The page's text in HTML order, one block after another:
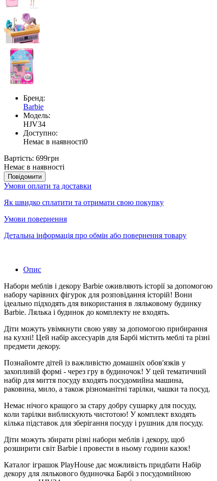
Бренд:
Barbie
Модель:
HJV34
Доступно:
Немає в наявності0
Вартість: 699грн
Немає в наявності
Повідомити
Умови оплати та доставки
Як швидко сплатити та отримати свою покупку
Умови повернення
Детальна інформація про обмін або повернення товару
Опис
Набори меблів і декору Barbie оживляють історії за допомогою
набору чарівних фігурок для розповідання історій! Вони
ідеально підходять для використання в ляльковому будинку
Barbie. Лялька і будинок до комплекту не входять.
Діти можуть увімкнути свою уяву за допомогою прибирання
на кухні! Цей набір аксесуарів для Барбі містить меблі та різні
предмети декору.
Познайомте дітей із важливістю домашніх обов'язків у
захопливій формі - через гру в будиночок! У цей тематичний
набір для миття посуду входять посудомийна машина,
раковина, мило, а також різноманітні тарілки, чашки та посуд.
Немає нічого кращого за стару добру сушарку для посуду,
коли тарілки виблискують чистотою! У комплект входять
кілька підставок для зберігання посуду і рушник для посуду.
Діти можуть збирати різні набори меблів і декору, щоб
розширити світ Barbie і провести в ньому години казок!
Каталог іграшок PlayHouse дає можливість придбати Набір
декору для лялькового будиночка Барбі з посудомийною